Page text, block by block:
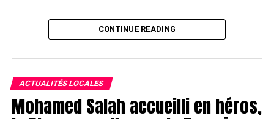
CONTINUE READING
ACTUALITÉS LOCALES
Mohamed Salah accueilli en héros,